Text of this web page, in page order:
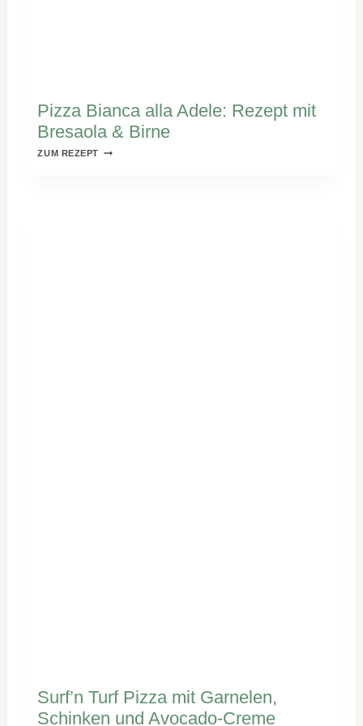
Pizza Bianca alla Adele: Rezept mit
Bresaola & Birne
ZUM REZEPT PIZZA
Surf’n Turf Pizza mit Garnelen,
Schinken und Avocado-Creme